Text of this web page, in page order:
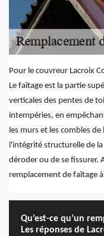
Pour le couvreur Lacroix
Le faîtage est la partie
verticales des pentes de
intempéries, en
les murs et les combles
l'intégrité structurelle de
déroder ou de se fissurer.
remplacement de faîtage
Qu’est-ce qu’un
Les réponses de